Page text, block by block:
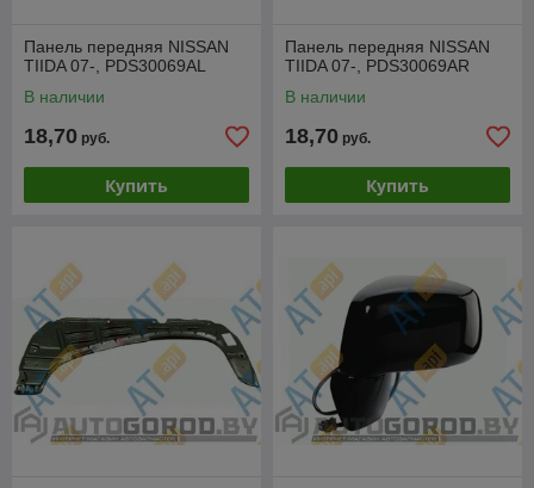
Панель передняя NISSAN
TIIDA 07-, PDS30069AL
В наличии
18,70 руб.
Купить
Панель передняя NISSAN
TIIDA 07-, PDS30069AR
В наличии
18,70 руб.
Купить